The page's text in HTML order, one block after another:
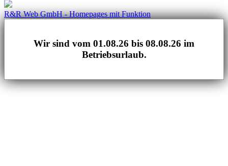
R&R Web GmbH - Homepages mit Funktion
Wir sind vom 01.08.26 bis 08.08.26 im
Betriebsurlaub.